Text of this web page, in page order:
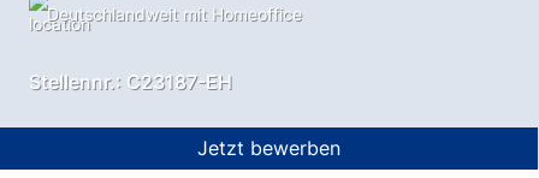
Deutschlandweit mit Homeoffice
Stellennr.: C23187-EH
Jetzt bewerben